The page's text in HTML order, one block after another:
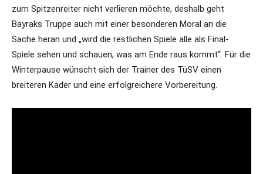
zum Spitzenreiter nicht verlieren möchte, deshalb geht
Bayraks Truppe auch mit einer besonderen Moral an die
Sache heran und „wird die restlichen Spiele alle als Final-
Spiele sehen und schauen, was am Ende raus kommt“. Für die
Winterpause wünscht sich der Trainer des TüSV einen
breiteren Kader und eine erfolgreichere Vorbereitung.